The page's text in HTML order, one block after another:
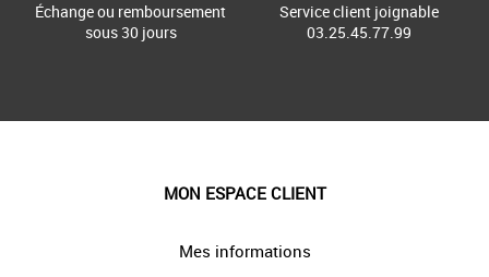
Échange ou remboursement
sous 30 jours
Service client joignable
03.25.45.77.99
MON ESPACE CLIENT
Mes informations